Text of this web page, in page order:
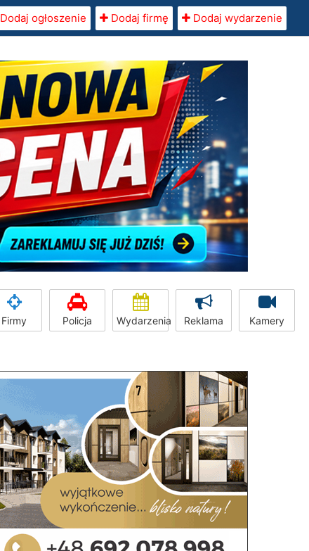
Dodaj ogłoszenie Dodaj firmę Dodaj wydarzenie
Firmy Policja Wydarzenia Reklama Kamery